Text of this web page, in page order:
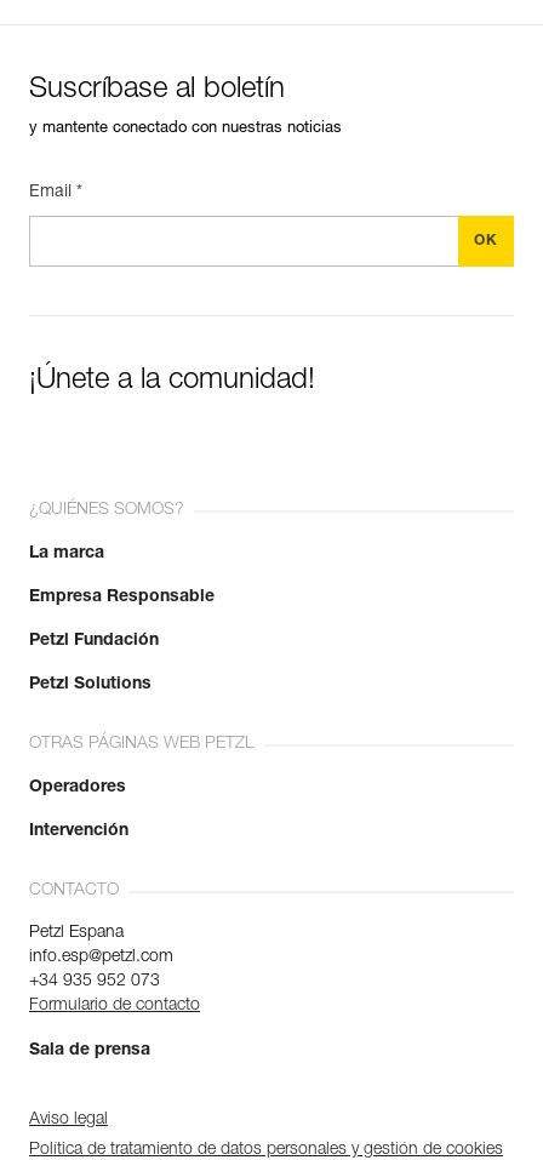
Suscríbase al boletín
y mantente conectado con nuestras noticias
Email *
¡Únete a la comunidad!
¿QUIÉNES SOMOS?
La marca
Empresa Responsable
Petzl Fundación
Petzl Solutions
OTRAS PÁGINAS WEB PETZL
Operadores
Intervención
CONTACTO
Petzl Espana
info.esp@petzl.com
+34 935 952 073
Formulario de contacto
Sala de prensa
Aviso legal
Política de tratamiento de datos personales y gestión de cookies